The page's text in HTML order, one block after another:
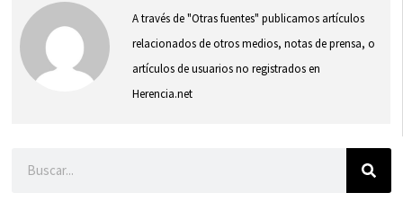
A través de "Otras fuentes" publicamos artículos
relacionados de otros medios, notas de prensa, o
artículos de usuarios no registrados en
Herencia.net